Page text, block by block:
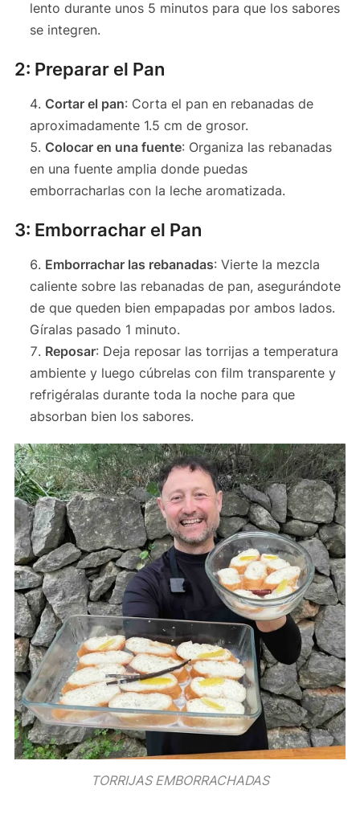
lento durante unos 5 minutos para que los sabores
se integren.
2: Preparar el Pan
Cortar el pan: Corta el pan en rebanadas de
aproximadamente 1.5 cm de grosor.
Colocar en una fuente: Organiza las rebanadas
en una fuente amplia donde puedas
emborracharlas con la leche aromatizada.
3: Emborrachar el Pan
Emborrachar las rebanadas: Vierte la mezcla
caliente sobre las rebanadas de pan, asegurándote
de que queden bien empapadas por ambos lados.
Gíralas pasado 1 minuto.
Reposar: Deja reposar las torrijas a temperatura
ambiente y luego cúbrelas con film transparente y
refrigéralas durante toda la noche para que
absorban bien los sabores.
TORRIJAS EMBORRACHADAS